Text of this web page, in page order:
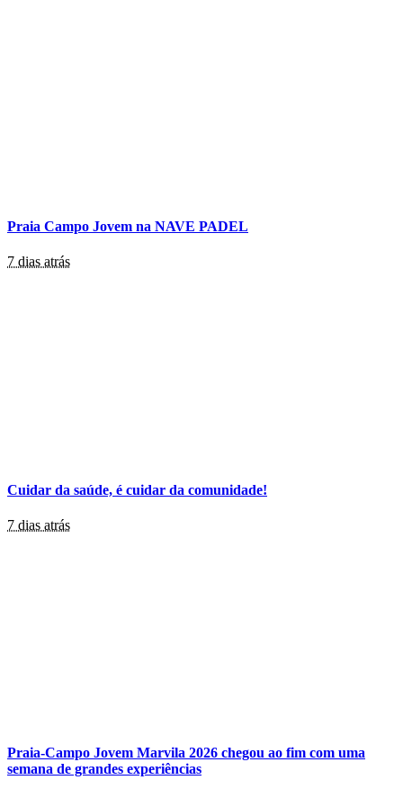
Praia Campo Jovem na NAVE PADEL
7 dias atrás
Cuidar da saúde, é cuidar da comunidade!
7 dias atrás
Praia-Campo Jovem Marvila 2026 chegou ao fim com uma
semana de grandes experiências